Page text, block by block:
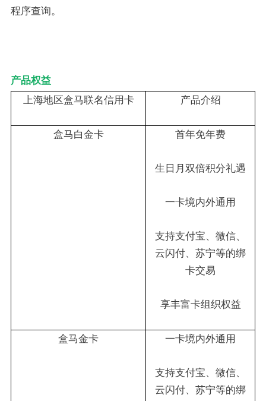
程序查询。
产品权益
上海地区盒马联名信用卡
产品介绍
盒马白金卡 首年免年费
生日月双倍积分礼遇
一卡境内外通用
支持支付宝、微信、
云闪付、苏宁等的绑
卡交易
享丰富卡组织权益
盒马金卡 一卡境内外通用
支持支付宝、微信、
云闪付、苏宁等的绑